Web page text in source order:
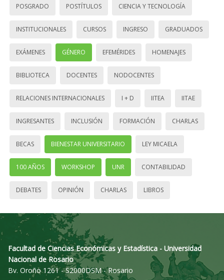
POSGRADO POSTÍTULOS CIENCIA Y TECNOLOGÍA
INSTITUCIONALES CURSOS INGRESO GRADUADOS
EXÁMENES GÉNERO EFEMÉRIDES HOMENAJES
BIBLIOTECA DOCENTES NODOCENTES
RELACIONES INTERNACIONALES I + D IITEA IITAE
INGRESANTES INCLUSIÓN FORMACIÓN CHARLAS
BECAS BIENESTAR UNIVERSITARIO LEY MICAELA
100 AÑOS WORKSHOP UNR CONTABILIDAD
DEBATES OPINIÓN CHARLAS LIBROS
Facultad de Ciencias Económicas y Estadística - Universidad
Nacional de Rosario
Bv. Oroño 1261 - S2000DSM - Rosario